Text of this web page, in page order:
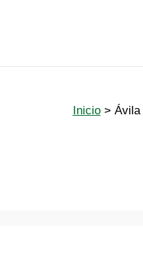
Inicio Ávila